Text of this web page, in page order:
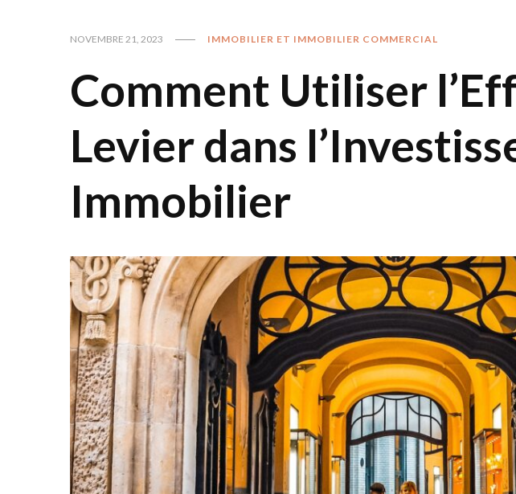
NOVEMBRE 21, 2023 IMMOBILIER ET IMMOBILIER COMMERCIAL
Comment Utiliser
Levier dans
Immobilier